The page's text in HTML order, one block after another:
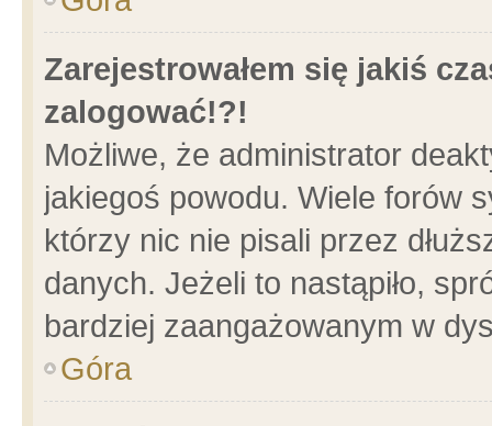
Zarejestrowałem się jakiś
zalogować!?!
Możliwe, że administrator
jakiegoś powodu. Wiele forów
którzy nic nie pisali przez
danych. Jeżeli to nastąpiło,
bardziej zaangażowanym w
Góra